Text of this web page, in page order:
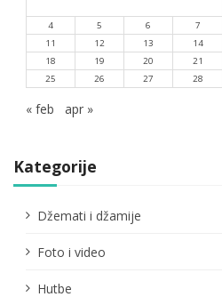
4
5 6 7
11
12 13 14
18
19 20 21
25
26 27 28
« feb apr »
Kategorije
Džemati i džamije
Foto i video
Hutbe